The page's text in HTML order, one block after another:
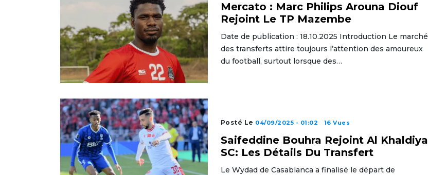
Mercato : Marc Philips Arouna Diouf
Rejoint Le TP Mazembe
Date de publication : 18.10.2025 Introduction Le marché
des transferts attire toujours l’attention des amoureux
du football, surtout lorsque des…
Posté Le 04/09/2025 - 01:02 16 Vues
Saifeddine Bouhra Rejoint Al Khaldiya
SC: Les Détails Du Transfert
Le Wydad de Casablanca a finalisé le départ de